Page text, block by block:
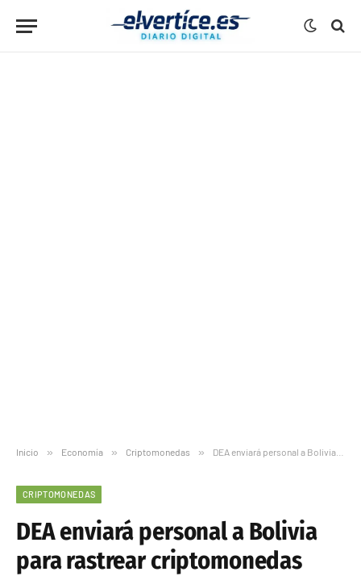
Inicio » Economía » Criptomonedas » DEA enviará personal a Bolivia para rastrear criptomonedas
CRIPTOMONEDAS
DEA enviará personal a Bolivia
para rastrear criptomonedas